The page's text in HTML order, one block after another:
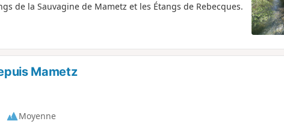
de la Sauvagine de Mametz et les Étangs de Rebecques.
Mametz
Moyenne